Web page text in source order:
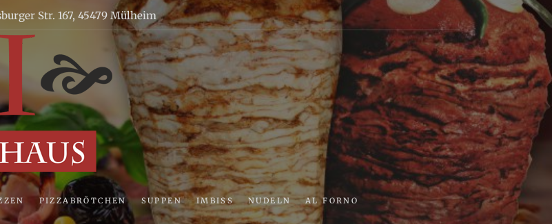
Str. 167, 45479 Mülheim
Uni Pizzeria
PIZZABRÖTCHEN SUPPEN IMBISS NUDELN AL FORNO